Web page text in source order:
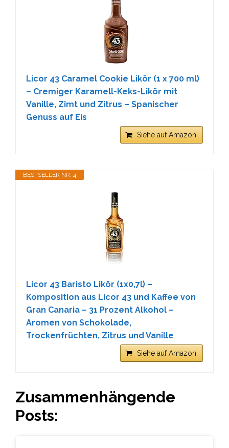
Licor 43 Caramel Cookie Likör (1 x 700 ml)
– Cremiger Karamell-Keks-Likör mit
Vanille, Zimt und Zitrus – Spanischer
Genuss auf Eis
Siehe auf Amazon
BESTSELLER NR. 4
Licor 43 Baristo Likör (1x0,7l) –
Komposition aus Licor 43 und Kaffee von
Gran Canaria – 31 Prozent Alkohol –
Aromen von Schokolade,
Trockenfrüchten, Zitrus und Vanille
Siehe auf Amazon
Zusammenhängende
Posts: